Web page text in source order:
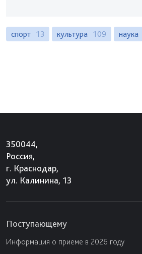
спорт 13 культура 109 наука
350044,
Россия,
г. Краснодар,
ул. Калинина, 13
Поступающему
Информация о приеме в 2026 году